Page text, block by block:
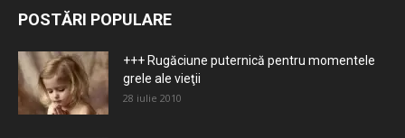
POSTĂRI POPULARE
+++ Rugăciune puternică pentru momentele
grele ale vieţii
28 iulie 2010